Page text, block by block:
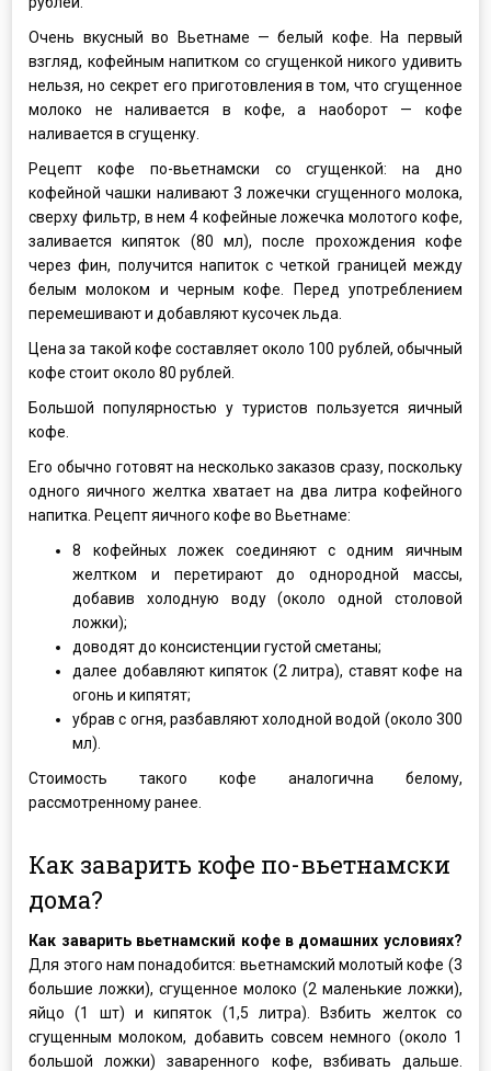
Очень вкусный во Вьетнаме — белый кофе. На первый
взгляд, кофейным напитком со сгущенкой никого удивить
нельзя, но секрет его приготовления в том, что сгущенное
молоко не наливается в кофе, а наоборот — кофе
наливается в сгущенку.
Рецепт кофе по-вьетнамски со сгущенкой: на дно
кофейной чашки наливают 3 ложечки сгущенного молока,
сверху фильтр, в нем 4 кофейные ложечка молотого кофе,
заливается кипяток (80 мл), после прохождения кофе
через фин, получится напиток с четкой границей между
белым молоком и черным кофе. Перед употреблением
перемешивают и добавляют кусочек льда.
Цена за такой кофе составляет около 100 рублей, обычный
кофе стоит около 80 рублей.
Большой популярностью у туристов пользуется яичный
кофе.
Его обычно готовят на несколько заказов сразу, поскольку
одного яичного желтка хватает на два литра кофейного
напитка. Рецепт яичного кофе во Вьетнаме:
8 кофейных ложек соединяют с одним яичным
желтком и перетирают до однородной массы,
добавив холодную воду (около одной столовой
ложки);
доводят до консистенции густой сметаны;
далее добавляют кипяток (2 литра), ставят кофе на
огонь и кипятят;
убрав с огня, разбавляют холодной водой (около 300
мл).
Стоимость такого кофе аналогична белому,
рассмотренному ранее.
Как заварить кофе по-вьетнамски
дома?
Как заварить вьетнамский кофе в домашних условиях?
Для этого нам понадобится: вьетнамский молотый кофе (3
большие ложки), сгущенное молоко (2 маленькие ложки),
яйцо (1 шт) и кипяток (1,5 литра). Взбить желток со
сгущенным молоком, добавить совсем немного (около 1
большой ложки) заваренного кофе, взбивать дальше.